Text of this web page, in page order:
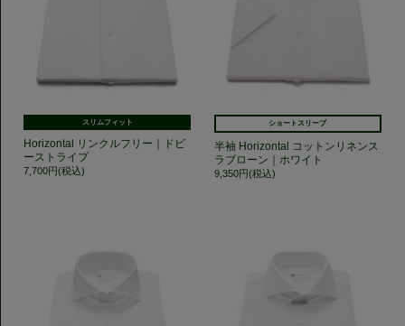
スリムフィット
Horizontal リンクルフリー｜ドビ
ーストライプ
7,700円(税込)
ショートスリーブ
半袖 Horizontal コットンリネンス
ラブローン｜ホワイト
9,350円(税込)